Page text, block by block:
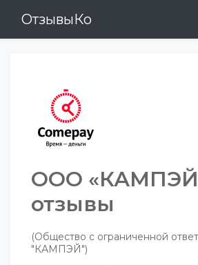
ОтзывыКо
ООО
отзывы
(Общество c ограниченной
"КАМПЭЙ")